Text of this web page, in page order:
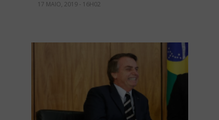
17 MAIO, 2019 - 16H02